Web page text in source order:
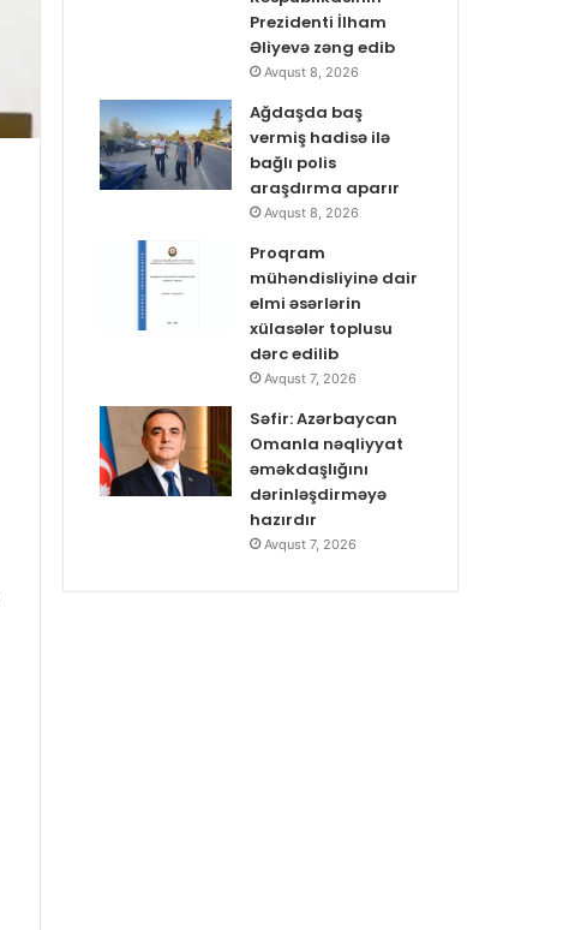
Prezidenti İlham
Əliyevə zəng edib
Avqust 8, 2026
Ağdaşda baş
vermiş hadisə ilə
bağlı polis
araşdırma aparır
Avqust 8, 2026
Proqram
mühəndisliyinə dair
elmi əsərlərin
xülasələr toplusu
dərc edilib
Avqust 7, 2026
Səfir: Azərbaycan
Omanla nəqliyyat
əməkdaşlığını
dərinləşdirməyə
hazırdır
Avqust 7, 2026